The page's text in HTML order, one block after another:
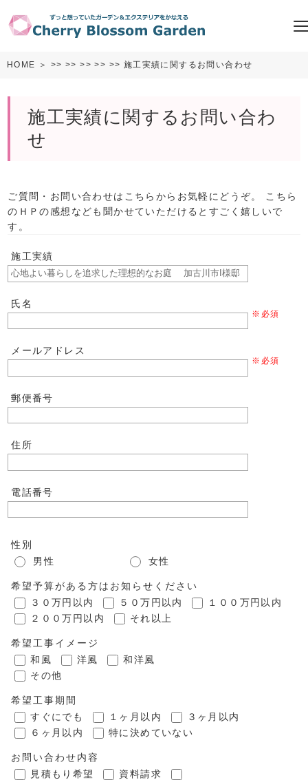
HOME ＞ >>>>>>>> >> 施工実績に関するお問い合わせ
施工実績に関するお問い合わ
せ
ご質問・お問い合わせはこちらからお気軽にどうぞ。 こちら
のＨＰの感想なども聞かせていただけるとすごく嬉しいで
す。
施工実績
氏名
※必須
メールアドレス
※必須
郵便番号
住所
電話番号
性別
男性
女性
希望予算がある方はお知らせください
３０万円以内
５０万円以内
１００万円以内
２００万円以内
それ以上
希望工事イメージ
和風
洋風
和洋風
その他
希望工事期間
すぐにでも
１ヶ月以内
３ヶ月以内
６ヶ月以内
特に決めていない
お問い合わせ内容
見積もり希望
資料請求